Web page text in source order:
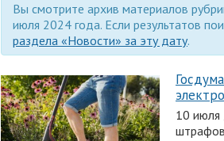
Вы смотрите архив материалов
июля 2024 года. Если результатов
раздела «Новости» за эту дату.
10 июля